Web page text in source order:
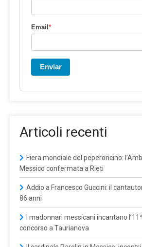
Email*
Enviar
Articoli recenti
Fiera mondiale del peperoncino:
Messico confermata a Rieti
Addio a Francesco Guccini: il
86 anni
I madonnari messicani incantano
concorso a Taurianova